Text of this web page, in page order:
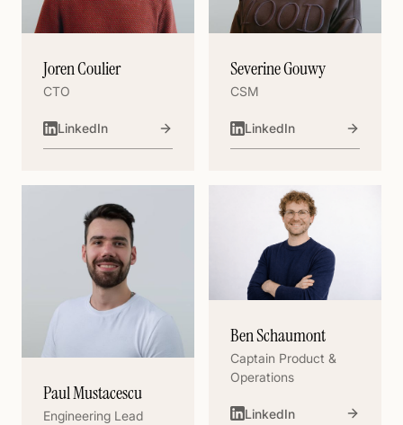
Joren Coulier
CTO
LinkedIn
Severine Gouwy
CSM
LinkedIn
Paul Mustacescu
Engineering Lead
Ben Schaumont
Captain Product &
Operations
LinkedIn